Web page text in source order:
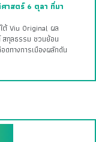
าสตร์ 6 ตุลา ที่มา
ต้ Viu Original ผล
สกุลธรรม ชวนย้อน
ทางการเมืองผลักดัน